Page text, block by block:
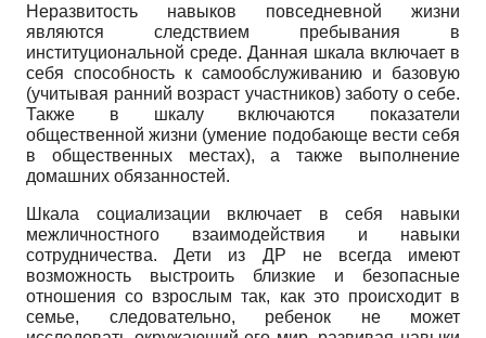
Неразвитость навыков повседневной жизни
являются следствием пребывания в
институциональной среде. Данная шкала включает в
себя способность к самообслуживанию и базовую
(учитывая ранний возраст участников) заботу о себе.
Также в шкалу включаются показатели
общественной жизни (умение подобающе вести себя
в общественных местах), а также выполнение
домашних обязанностей.
Шкала социализации включает в себя навыки
межличностного взаимодействия и навыки
сотрудничества. Дети из ДР не всегда имеют
возможность
выстроить близкие и безопасные
отношения со взрослым так, как это происходит в
семье, следовательно, ребенок не может